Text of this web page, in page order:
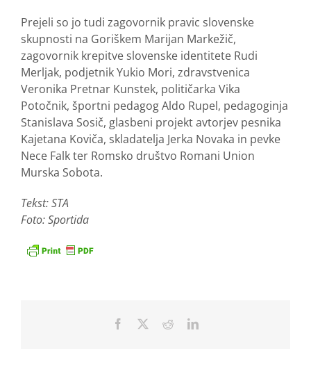
Prejeli so jo tudi zagovornik pravic slovenske
skupnosti na Goriškem Marijan Markežič,
zagovornik krepitve slovenske identitete Rudi
Merljak, podjetnik Yukio Mori, zdravstvenica
Veronika Pretnar Kunstek, političarka Vika
Potočnik, športni pedagog Aldo Rupel, pedagoginja
Stanislava Sosič, glasbeni projekt avtorjev pesnika
Kajetana Koviča, skladatelja Jerka Novaka in pevke
Nece Falk ter Romsko društvo Romani Union
Murska Sobota.
Tekst: STA
Foto: Sportida
Facebook RedditLinkedIn